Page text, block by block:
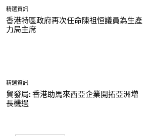
精選資訊
香港特區政府再次任命陳祖恒議員為生產
力局主席
精選資訊
貿發局: 香港助馬來西亞企業開拓亞洲增
長機遇